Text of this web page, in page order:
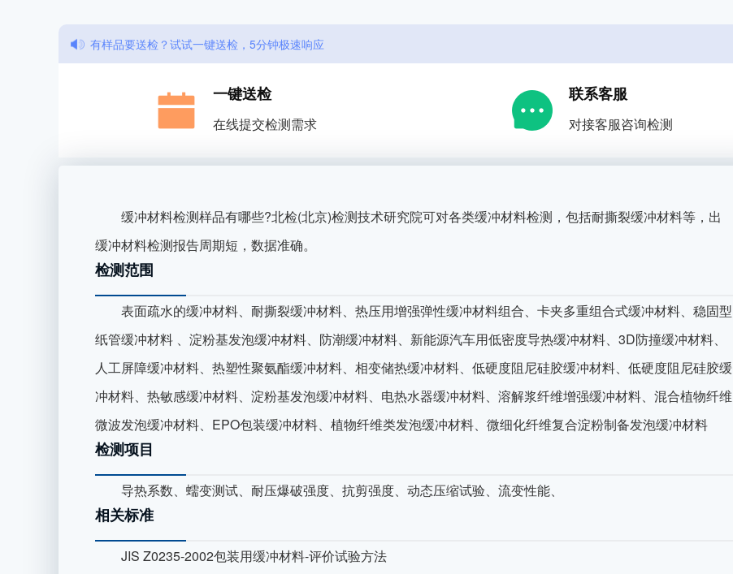
有样品要送检？试试一键送检，5分钟极速响应
一键送检
在线提交检测需求
联系客服
对接客服咨询检测
缓冲材料检测样品有哪些?北检(北京)检测技术研究院可对各类缓冲材料检测，包括耐撕裂缓冲材料等，出
缓冲材料检测报告周期短，数据准确。
检测范围
表面疏水的缓冲材料、耐撕裂缓冲材料、热压用增强弹性缓冲材料组合、卡夹多重组合式缓冲材料、稳固型
纸管缓冲材料 、淀粉基发泡缓冲材料、防潮缓冲材料、新能源汽车用低密度导热缓冲材料、3D防撞缓冲材料、
人工屏障缓冲材料、热塑性聚氨酯缓冲材料、相变储热缓冲材料、低硬度阻尼硅胶缓冲材料、低硬度阻尼硅胶缓
冲材料、热敏感缓冲材料、淀粉基发泡缓冲材料、电热水器缓冲材料、溶解浆纤维增强缓冲材料、混合植物纤维
微波发泡缓冲材料、EPO包装缓冲材料、植物纤维类发泡缓冲材料、微细化纤维复合淀粉制备发泡缓冲材料
检测项目
导热系数、蠕变测试、耐压爆破强度、抗剪强度、动态压缩试验、流变性能、
相关标准
JIS Z0235-2002包装用缓冲材料-评价试验方法